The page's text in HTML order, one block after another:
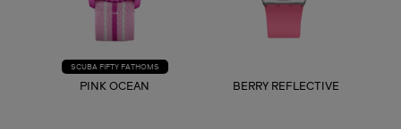
SCUBA FIFTY FATHOMS
PINK OCEAN BERRY REFLECTIVE